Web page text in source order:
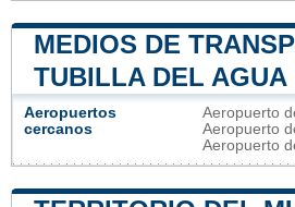
MEDIOS DE
TUBILLA DEL AGUA
Aeropuertos
cercanos
Aeropuerto
Aeropuerto
Aeropuerto